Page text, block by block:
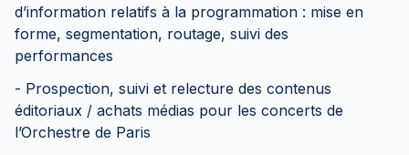
d’information relatifs à la programmation : mise en
forme, segmentation, routage, suivi des
performances
- Prospection, suivi et relecture des contenus
éditoriaux / achats médias pour les concerts de
l’Orchestre de Paris